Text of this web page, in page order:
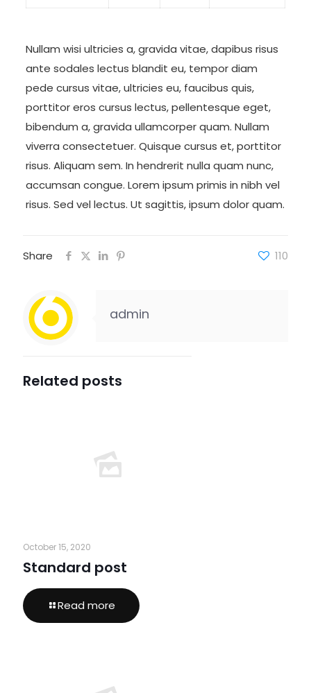
Nullam wisi ultricies a, gravida vitae, dapibus risus
ante sodales lectus blandit eu, tempor diam
pede cursus vitae, ultricies eu, faucibus quis,
porttitor eros cursus lectus, pellentesque eget,
bibendum a, gravida ullamcorper quam. Nullam
viverra consectetuer. Quisque cursus et, porttitor
risus. Aliquam sem. In hendrerit nulla quam nunc,
accumsan congue. Lorem ipsum primis in nibh vel
risus. Sed vel lectus. Ut sagittis, ipsum dolor quam.
Share 110
admin
Related posts
October 15, 2020
Standard post
Read more